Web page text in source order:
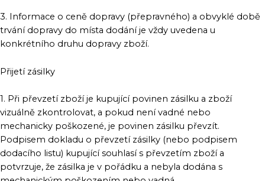
3. Informace o ceně dopravy (přepravného) a obvyklé době
trvání dopravy do místa dodání je vždy uvedena u
konkrétního druhu dopravy zboží.
Přijetí zásilky
1. Při převzetí zboží je kupující povinen zásilku a zboží
vizuálně zkontrolovat, a pokud není vadné nebo
mechanicky poškozené, je povinen zásilku převzít.
Podpisem dokladu o převzetí zásilky (nebo podpisem
dodacího listu) kupující souhlasí s převzetím zboží a
potvrzuje, že zásilka je v pořádku a nebyla dodána s